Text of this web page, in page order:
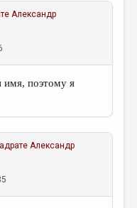
Александр
поэтому я
Александр